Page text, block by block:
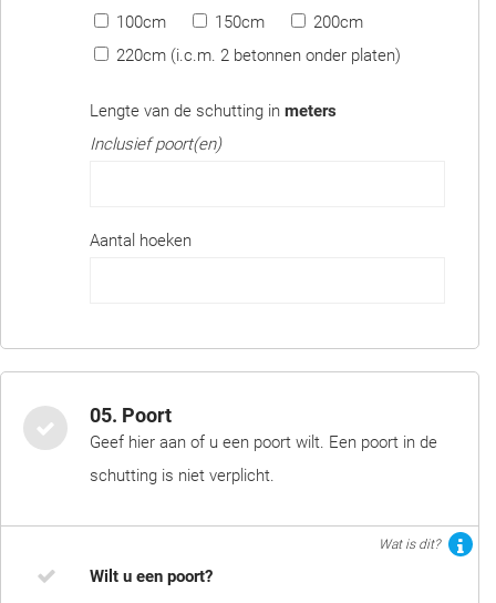
100cm
150cm
200cm
220cm (i.c.m. 2 betonnen onder platen)
Lengte van de schutting in meters
Inclusief poort(en)
Aantal hoeken
05. Poort
Geef hier aan of u een poort wilt. Een poort in de
schutting is niet verplicht.
Wat is dit?
Wilt u een poort?